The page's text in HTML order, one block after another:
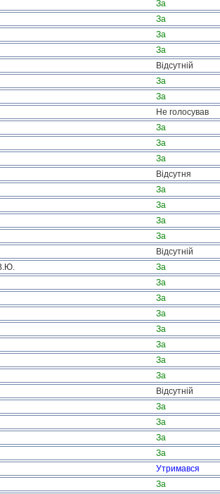
За
За
За
За
Відсутній
За
За
Не голосував
За
За
За
Відсутня
За
За
За
За
Відсутній
За
За
За
За
За
За
За
За
Відсутній
За
За
За
За
Утримався
За